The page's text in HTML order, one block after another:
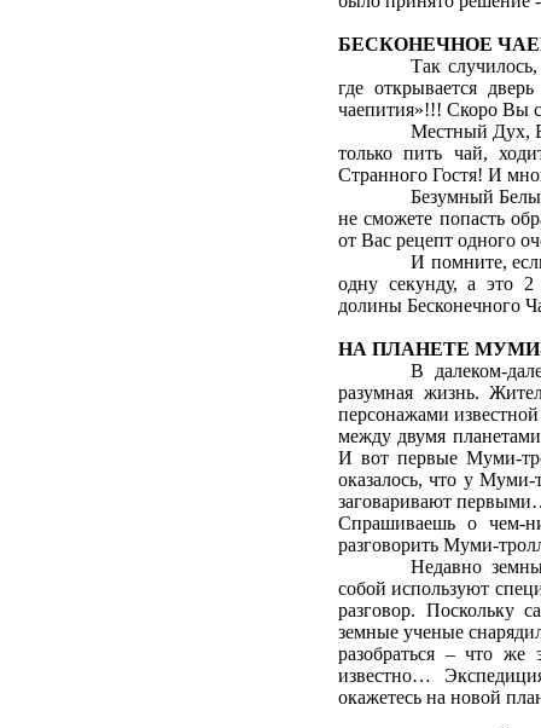
БЕСКОНЕЧНОЕ
Так
где открывается
чаепития»!!! Скоро Вы
Местный Дух,
только пить чай,
Странного Гостя! И
Безумный
не сможете попасть
от Вас рецепт одного
И помните,
одну секунду, а это 2
долины Бесконечного
НА ПЛАНЕТЕ
В далеком-
разумная жизнь.
персонажами
между двумя
И вот первые Муми-
оказалось, что у Муми-
заговаривают
Спрашиваешь о чем-
разговорить Муми-
Недавно
собой используют
разговор. Поскольку
земные ученые
разобраться – что
известно…
окажетесь на новой